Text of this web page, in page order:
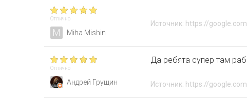
Отлично
M Miha Mishin
Источник: https://google.com
Отлично
Андрей Грущин
Да ребята супер там
Источник: https://google.com